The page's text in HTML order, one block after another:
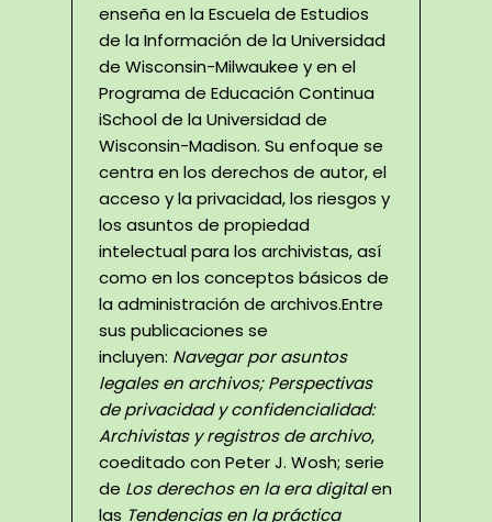
enseña en la Escuela de Estudios
de la Información de la Universidad
de Wisconsin-Milwaukee y en el
Programa de Educación Continua
iSchool de la Universidad de
Wisconsin-Madison. Su enfoque se
centra en los derechos de autor, el
acceso y la privacidad, los riesgos y
los asuntos de propiedad
intelectual para los archivistas, así
como en los conceptos básicos de
la administración de archivos.Entre
sus publicaciones se
incluyen: Navegar por asuntos
legales en archivos; Perspectivas
de privacidad y confidencialidad:
Archivistas y registros de archivo,
coeditado con Peter J. Wosh; serie
de Los derechos en la era digitalen
las Tendencias en la práctica